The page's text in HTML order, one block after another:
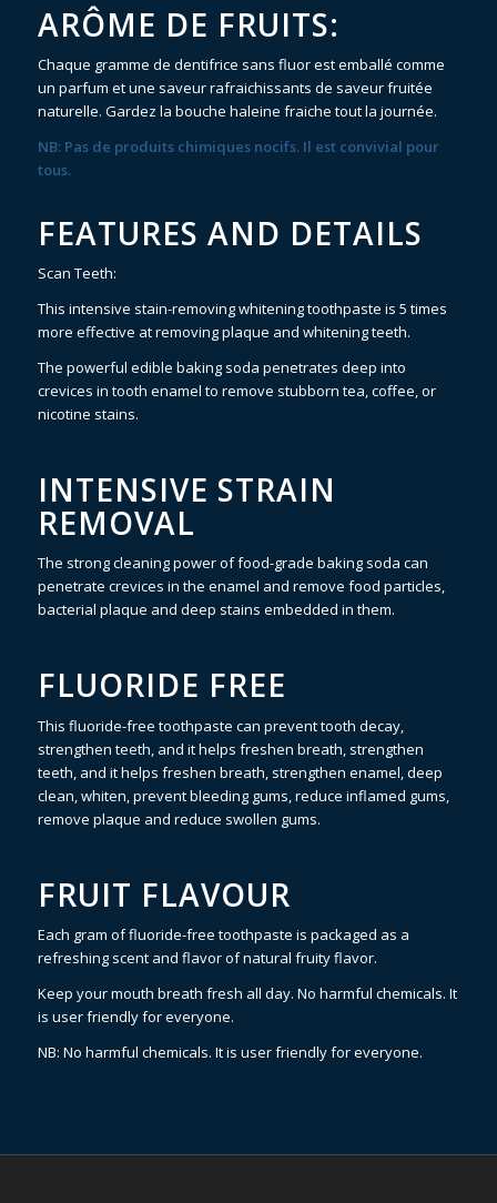
ARÔME DE FRUITS:
Chaque gramme de dentifrice sans fluor est emballé comme
un parfum et une saveur rafraichissants de saveur fruitée
naturelle. Gardez la bouche haleine fraiche tout la journée.
NB: Pas de produits chimiques nocifs. Il est convivial pour
tous.
FEATURES AND DETAILS
Scan Teeth:
This intensive stain-removing whitening toothpaste is 5 times
more effective at removing plaque and whitening teeth.
The powerful edible baking soda penetrates deep into
crevices in tooth enamel to remove stubborn tea, coffee, or
nicotine stains.
INTENSIVE STRAIN
REMOVAL
The strong cleaning power of food-grade baking soda can
penetrate crevices in the enamel and remove food particles,
bacterial plaque and deep stains embedded in them.
FLUORIDE FREE
This fluoride-free toothpaste can prevent tooth decay,
strengthen teeth, and it helps freshen breath, strengthen
teeth, and it helps freshen breath, strengthen enamel, deep
clean, whiten, prevent bleeding gums, reduce inflamed gums,
remove plaque and reduce swollen gums.
FRUIT FLAVOUR
Each gram of fluoride-free toothpaste is packaged as a
refreshing scent and flavor of natural fruity flavor.
Keep your mouth breath fresh all day. No harmful chemicals. It
is user friendly for everyone.
NB: No harmful chemicals. It is user friendly for everyone.